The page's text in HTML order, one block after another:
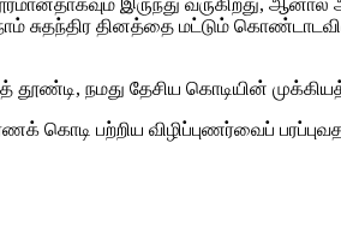
இருந்து வருகிறது,
சுதந்திர தினத்தை மட்டும்
நமது தேசிய கொடியின்
கொடி பற்றிய விழிப்புணர்வைப்